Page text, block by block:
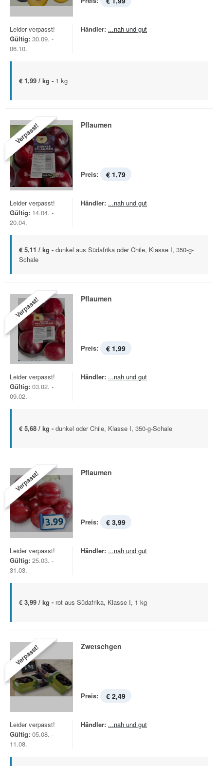
Leider verpasst!
Gültig: 30.09. -
06.10.
Händler: ...nah und gut
€ 1,99 / kg - 1 kg
Verpasst! Pflaumen
Preis: € 1,79
Leider verpasst!
Gültig: 14.04. -
20.04.
Händler: ...nah und gut
€ 5,11 / kg - dunkel aus Südafrika oder Chile, Klasse I, 350-g-
Schale
Verpasst! Pflaumen
Preis: € 1,99
Leider verpasst!
Gültig: 03.02. -
09.02.
Händler: ...nah und gut
€ 5,68 / kg - dunkel oder Chile, Klasse I, 350-g-Schale
Verpasst! Pflaumen
Preis: € 3,99
Leider verpasst!
Gültig: 25.03. -
31.03.
Händler: ...nah und gut
€ 3,99 / kg - rot aus Südafrika, Klasse I, 1 kg
Verpasst! Zwetschgen
Preis: € 2,49
Leider verpasst!
Gültig: 05.08. -
11.08.
Händler: ...nah und gut